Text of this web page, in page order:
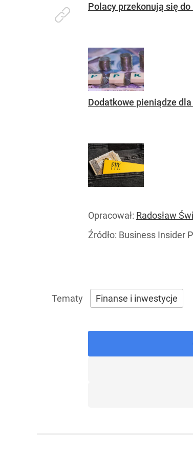
Polacy przekonują się
Dodatkowe pieniądze
Opracował: Radosław
Źródło: Business Insider
Finanse i inwestycje